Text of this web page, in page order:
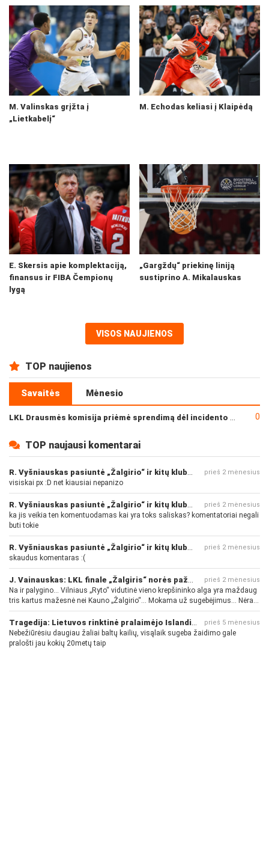
M. Valinskas grįžta į
„Lietkabelį“
M. Echodas keliasi į Klaipėdą
E. Skersis apie komplektaciją,
finansus ir FIBA Čempionų
lygą
„Gargždų“ priekinę liniją
sustiprino A. Mikalauskas
VISOS NAUJIENOS
TOP naujienos
Savaitės Mėnesio
LKL Drausmės komisija priėmė sprendimą dėl incidento po „Neptūno“ ir „Juventus“ rungtynių 0
TOP naujausi komentarai
R. Vyšniauskas pasiuntė „Žalgirio“ ir kitų klubų fanus prieš 2 mėnesius
visiskai px :D net kiausiai nepanizo
R. Vyšniauskas pasiuntė „Žalgirio“ ir kitų klubų fanus prieš 2 mėnesius
ka jis veikia ten komentuodamas kai yra toks saliskas? komentatoriai negali
buti tokie
R. Vyšniauskas pasiuntė „Žalgirio“ ir kitų klubų fanus prieš 2 mėnesius
skaudus komentaras :(
J. Vainauskas: LKL finale „Žalgiris“ norės pažeminti „Rytą“ prieš 2 mėnesius
Na ir palygino... Vilniaus „Ryto“ vidutinė vieno krepšininko alga yra maždaug
tris kartus mažesnė nei Kauno „Žalgirio“... Mokama už sugebėjimus... Nėra
pinigų - nėra gerų žaidėjų...
Tragedija: Lietuvos rinktinė pralaimėjo Islandijai prieš 5 mėnesius
Nebežiūrėsiu daugiau žaliai baltų kailių, visąlaik sugeba žaidimo gale
pralošti jau kokių 20metų taip